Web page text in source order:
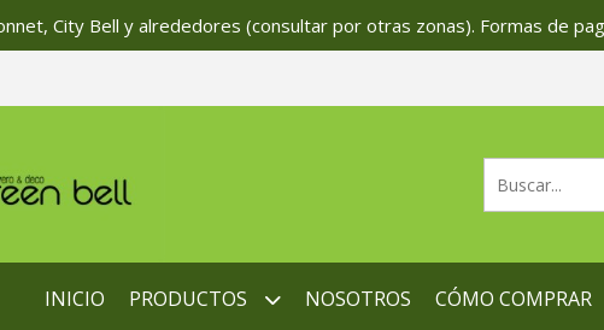
City Bell y alrededores (consultar por otras zonas). Formas de
INICIO PRODUCTOS NOSOTROS CÓMO COMPRAR